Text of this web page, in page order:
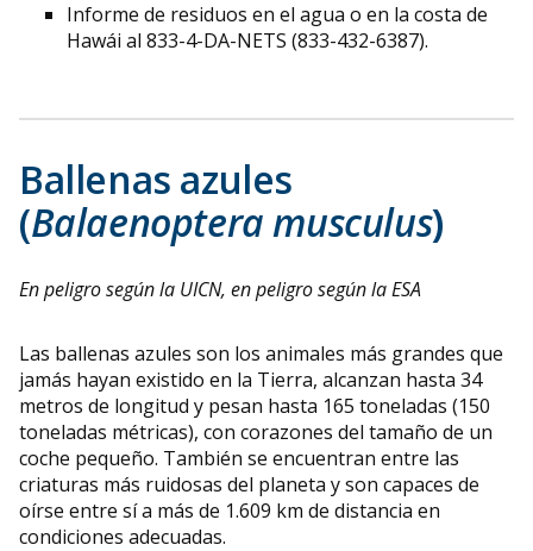
Informe de residuos en el agua o en la costa de
Hawái al 833-4-DA-NETS (833-432-6387).
Ballenas azules
(Balaenoptera musculus)
En peligro según la UICN, en peligro según la ESA
Las ballenas azules son los animales más grandes que
jamás hayan existido en la Tierra, alcanzan hasta 34
metros de longitud y pesan hasta 165 toneladas (150
toneladas métricas), con corazones del tamaño de un
coche pequeño. También se encuentran entre las
criaturas más ruidosas del planeta y son capaces de
oírse entre sí a más de 1.609 km de distancia en
condiciones adecuadas.